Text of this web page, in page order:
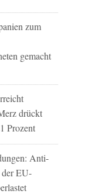
zum
gemacht
drückt
Prozent
Anti-
EU-